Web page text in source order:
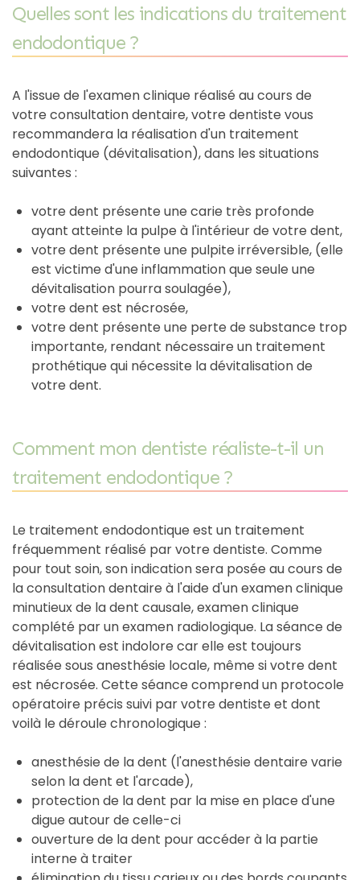
Quelles sont les indications du traitement
endodontique ?
A l'issue de l'examen clinique réalisé au cours de
votre consultation dentaire, votre dentiste vous
recommandera la réalisation d'un traitement
endodontique (dévitalisation), dans les situations
suivantes :
votre dent présente une carie très profonde
ayant atteinte la pulpe à l'intérieur de votre dent,
votre dent présente une pulpite irréversible, (elle
est victime d'une inflammation que seule une
dévitalisation pourra soulagée),
votre dent est nécrosée,
votre dent présente une perte de substance trop
importante, rendant nécessaire un traitement
prothétique qui nécessite la dévitalisation de
votre dent.
Comment mon dentiste réaliste-t-il un
traitement endodontique ?
Le traitement endodontique est un traitement
fréquemment réalisé par votre dentiste. Comme
pour tout soin, son indication sera posée au cours de
la consultation dentaire à l'aide d'un examen clinique
minutieux de la dent causale, examen clinique
complété par un examen radiologique. La séance de
dévitalisation est indolore car elle est toujours
réalisée sous anesthésie locale, même si votre dent
est nécrosée. Cette séance comprend un protocole
opératoire précis suivi par votre dentiste et dont
voilà le déroule chronologique :
anesthésie de la dent (l'anesthésie dentaire varie
selon la dent et l'arcade),
protection de la dent par la mise en place d'une
digue autour de celle-ci
ouverture de la dent pour accéder à la partie
interne à traiter